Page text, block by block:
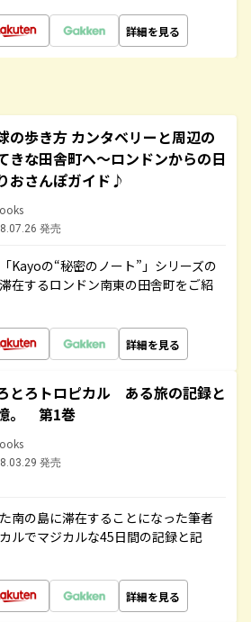
詳細を見る
の歩き方 カンタベリーと周辺の
きな田舎町へ～ロンドンからの日
おさんぽガイド♪
発売
Kayoの“秘密のノート”」シリーズの
在するロンドン南東の田舎町をご紹
詳細を見る
とろトロピカル ある旅の記録と
。 第1巻
発売
南の島に滞在することになった筆者
ルでマジカルな45日間の記録と記
詳細を見る